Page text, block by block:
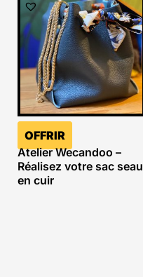
OFFRIR
Atelier Wecandoo –
Réalisez votre sac seau
en cuir